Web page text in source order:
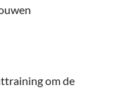
om de